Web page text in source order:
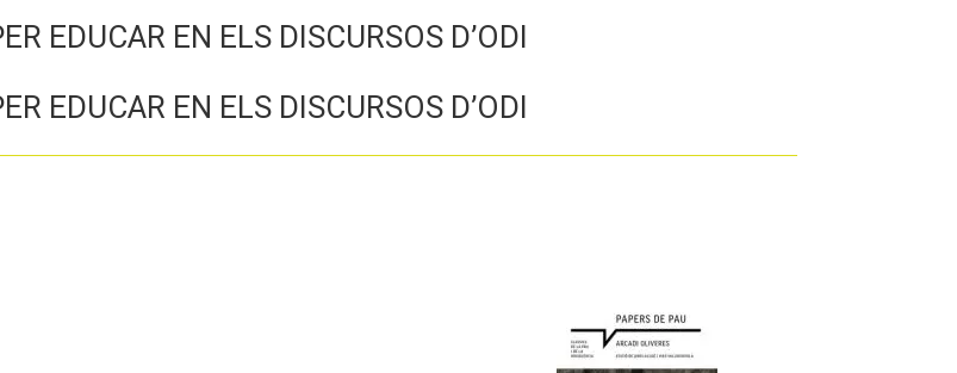
EDUCAR EN ELS DISCURSOS D’ODI
EDUCAR EN ELS DISCURSOS D’ODI